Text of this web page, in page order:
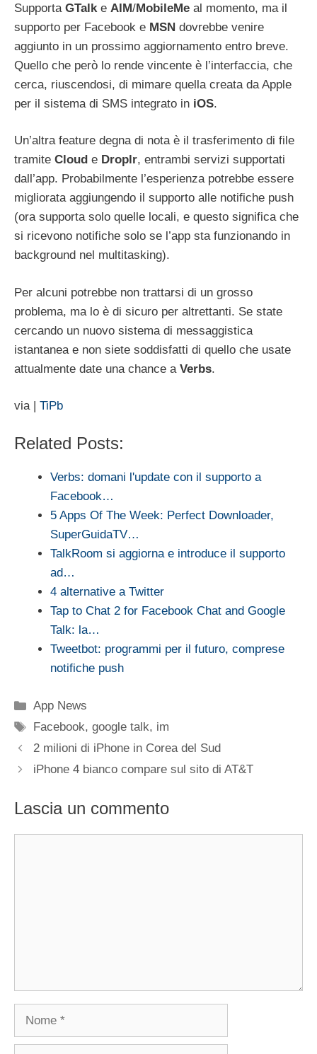
Supporta GTalke AIM/MobileMe al momento, ma il
supporto per Facebook e MSN dovrebbe venire
aggiunto in un prossimo aggiornamento entro breve.
Quello che però lo rende vincente è l’interfaccia, che
cerca, riuscendosi, di mimare quella creata da Apple
per il sistema di SMS integrato in iOS.
Un’altra feature degna di nota è il trasferimento di file
tramite Cloud e Droplr, entrambi servizi supportati
dall’app. Probabilmente l’esperienza potrebbe essere
migliorata aggiungendo il supporto alle notifiche push
(ora supporta solo quelle locali, e questo significa che
si ricevono notifiche solo se l’app sta funzionando in
background nel multitasking).
Per alcuni potrebbe non trattarsi di un grosso
problema, ma lo è di sicuro per altrettanti. Se state
cercando un nuovo sistema di messaggistica
istantanea e non siete soddisfatti di quello che usate
attualmente date una chance a Verbs.
via | TiPb
Related Posts:
Verbs: domani l'update con il supporto a
Facebook…
5 Apps Of The Week: Perfect Downloader,
SuperGuidaTV…
TalkRoom si aggiorna e introduce il supporto
ad…
4 alternative a Twitter
Tap to Chat 2 for Facebook Chat and Google
Talk: la…
Tweetbot: programmi per il futuro, comprese
notifiche push
Categorie
App News
Tag
Facebook,google talk, im
2 milioni di iPhone in Corea del Sud
iPhone 4 bianco compare sul sito di AT&T
Lascia un commento
Nome